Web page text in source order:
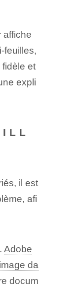
affiche
feuilles,
et
expli
il est
afi
Adobe
image da
docum